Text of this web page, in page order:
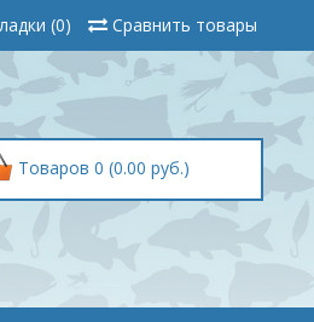
(0) Сравнить товары
Товаров 0 (0.00 руб.)